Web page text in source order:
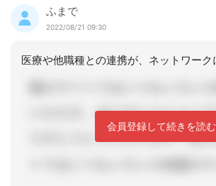
ふまで
2022/08/21 09:30
会員登録して続きを読む